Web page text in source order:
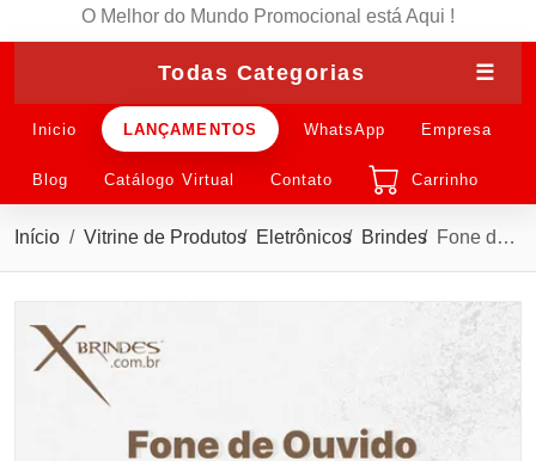
O Melhor do Mundo Promocional está Aqui !
Todas Categorias ☰
Inicio LANÇAMENTOS WhatsApp Empresa
Blog Catálogo Virtual Contato Carrinho
Início Vitrine de Produtos Eletrônicos Brindes Fone de Ouvido Ajustável com Microfone Bluetooth X57355